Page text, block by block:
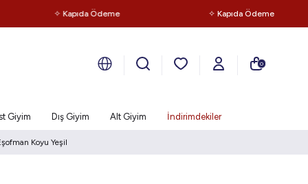
✧ Kapıda Ödeme ✧ Kapıda Ödeme
0
Giyim Dış Giyim Alt Giyim İndirimdekiler
Koyu Yeşil